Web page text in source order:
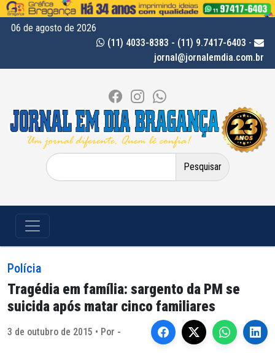
06 de agosto de 2026
(11) 4033-8383 - (11) 9.7417-6403 -
jornal@jornalemdia.com.br
Pesquisar
por:
Polícia
Tragédia em família: sargento da PM se
suicida após matar cinco familiares
3 de outubro de 2015 • Por -